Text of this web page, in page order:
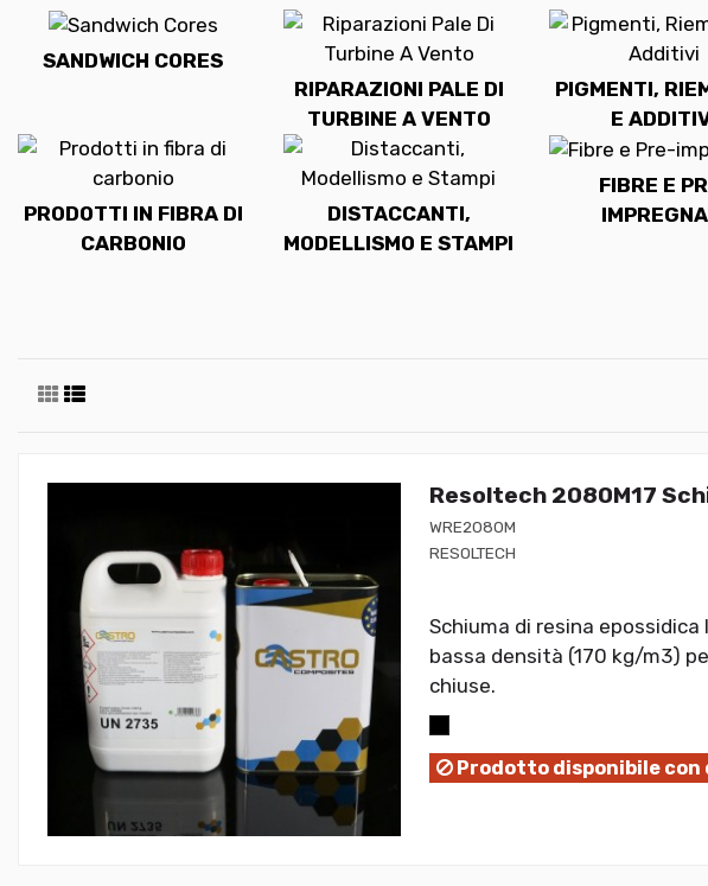
SANDWICH CORES
RIPARAZIONI PALE DI
TURBINE A VENTO
PIGMENTI,
E
PRODOTTI IN FIBRA DI
CARBONIO
DISTACCANTI,
MODELLISMO E STAMPI
FIBRE E
Resoltech 2080M17
WRE2080M
RESOLTECH
Schiuma di resina
bassa densità (170 kg/m3)
chiuse.
Prodotto disponibile con